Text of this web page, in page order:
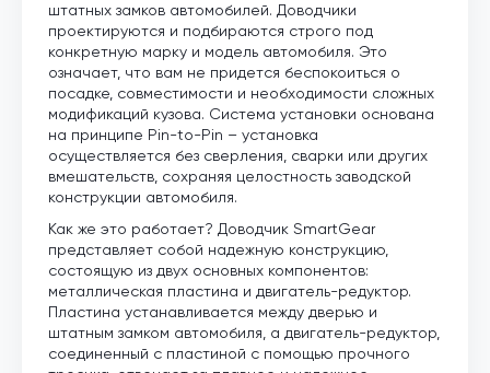
штатных замков автомобилей. Доводчики
проектируются и подбираются строго под
конкретную марку и модель автомобиля. Это
означает, что вам не придется беспокоиться о
посадке, совместимости и необходимости сложных
модификаций кузова. Система установки основана
на принципе Pin-to-Pin – установка
осуществляется без сверления, сварки или других
вмешательств, сохраняя целостность заводской
конструкции автомобиля.
Как же это работает? Доводчик SmartGear
представляет собой надежную конструкцию,
состоящую из двух основных компонентов:
металлическая пластина и двигатель-редуктор.
Пластина устанавливается между дверью и
штатным замком автомобиля, а двигатель-редуктор,
соединенный с пластиной с помощью прочного